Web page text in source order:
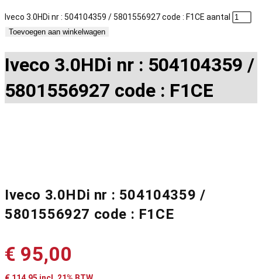
Iveco 3.0HDi nr : 504104359 / 5801556927 code : F1CE aantal
Toevoegen aan winkelwagen
Iveco 3.0HDi nr : 504104359 /
5801556927 code : F1CE
Iveco 3.0HDi nr : 504104359 /
5801556927 code : F1CE
€ 95,00